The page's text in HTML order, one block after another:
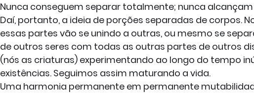
Nunca conseguem separar totalmente; nunca
Daí, portanto, a ideia de porções separadas de corpos.
essas partes vão se unindo a outras, ou mesmo se
de outros seres com todas as outras partes de outros
(nós as criaturas) experimentando ao longo do tempo
existências. Seguimos assim maturando a vida.
Uma harmonia permanente em permanente